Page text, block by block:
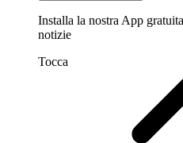
Installa la nostra App
notizie
Tocca